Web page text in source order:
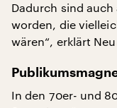
Dadurch sind
worden, die
wären“, erklärt
In den 70er- und